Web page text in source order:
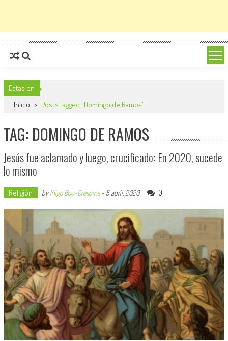
Estas en
Inicio > Posts tagged "Domingo de Ramos"
TAG: DOMINGO DE RAMOS
Jesús fue aclamado y luego, crucificado: En 2020, sucede
lo mismo
Religión byÍñigo Bou-Crespins- 5 abril, 2020 0